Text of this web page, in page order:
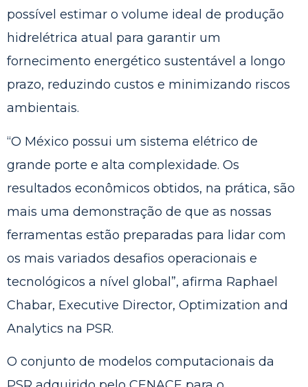
possível estimar o volume ideal de produção
hidrelétrica atual para garantir um
fornecimento energético sustentável a longo
prazo, reduzindo custos e minimizando riscos
ambientais.
“O México possui um sistema elétrico de
grande porte e alta complexidade. Os
resultados econômicos obtidos, na prática, são
mais uma demonstração de que as nossas
ferramentas estão preparadas para lidar com
os mais variados desafios operacionais e
tecnológicos a nível global”, afirma Raphael
Chabar, Executive Director, Optimization and
Analytics na PSR.
O conjunto de modelos computacionais da